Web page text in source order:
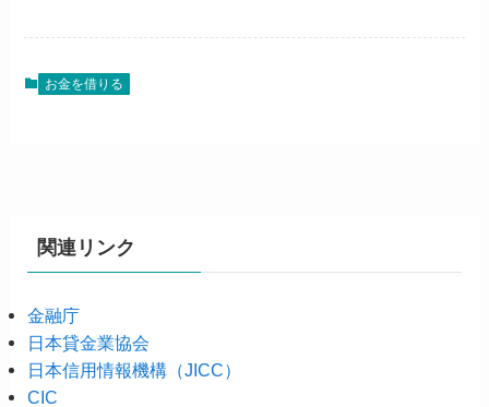
お金を借りる
関連リンク
金融庁
日本貸金業協会
日本信用情報機構（JICC）
CIC